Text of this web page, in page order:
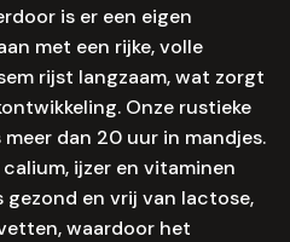
is er een eigen
met een rijke, volle
rijst langzaam, wat zorgt
Onze rustieke
dan 20 uur in mandjes.
ijzer en vitaminen
gezond en vrij van lactose,
waardoor het